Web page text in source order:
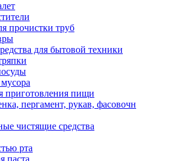
прочистки труб
для бытовой техники
приготовления пищи
пергамент, рукав, фасовочн
чистящие средства
рта
паста